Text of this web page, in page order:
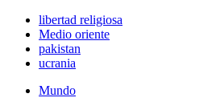
libertad religiosa
Medio oriente
pakistan
ucrania
Mundo